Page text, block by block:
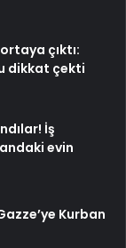
çıktı:
dikkat çekti
İş
evin
Kurban